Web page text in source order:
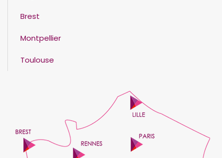
Brest
Montpellier
Toulouse